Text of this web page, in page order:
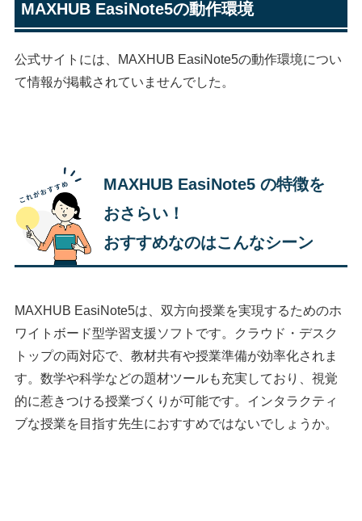
MAXHUB EasiNote5の動作環境
公式サイトには、MAXHUB EasiNote5の動作環境につい
て情報が掲載されていませんでした。
MAXHUB EasiNote5 の特徴を
おさらい！
おすすめなのはこんなシーン
MAXHUB EasiNote5は、双方向授業を実現するためのホ
ワイトボード型学習支援ソフトです。クラウド・デスク
トップの両対応で、教材共有や授業準備が効率化されま
す。数学や科学などの題材ツールも充実しており、視覚
的に惹きつける授業づくりが可能です。インタラクティ
ブな授業を目指す先生におすすめではないでしょうか。